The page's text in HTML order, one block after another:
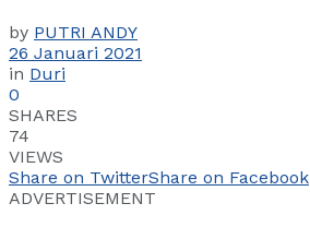
by PUTRI ANDY
26 Januari 2021
in Duri
0
SHARES
74
VIEWS
Share on TwitterShare on Facebook
ADVERTISEMENT